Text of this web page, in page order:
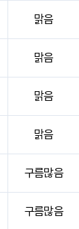
맑음
맑음
맑음
맑음
구름많음
구름많음